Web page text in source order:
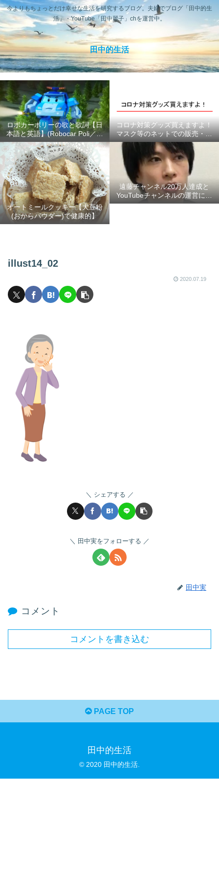
今よりもちょっとだけ幸せな生活を研究するブログ。夫婦でブログ「田中的生
活」・YouTube「田中麗子」chを運営中。
田中的生活
ロボカーポリーの歌と歌詞【日
本語と英語】(Robocar Poli／ロ
ボカーポリス)
コロナ対策グッズ買えますよ！
マスク等のネットでの販売・供
給状況のまとめ #ここにあるよ
ー
オートミールクッキー【大豆粉
(おからパウダー)で健康的】
遠藤チャンネル20万人達成と
YouTubeチャンネルの運営につ
いて【2020年6月】
illust14_02
2020.07.19
シェアする
田中実をフォローする
田中実
コメント
コメントを書き込む
PAGE TOP
田中的生活
© 2020 田中的生活.